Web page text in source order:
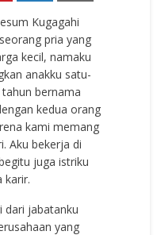
Kugagahi
pria yang
kecil, namaku
anakku satu-
bernama
kedua orang
kami memang
Aku bekerja di
juga istriku
karir.
dari jabatanku
yang